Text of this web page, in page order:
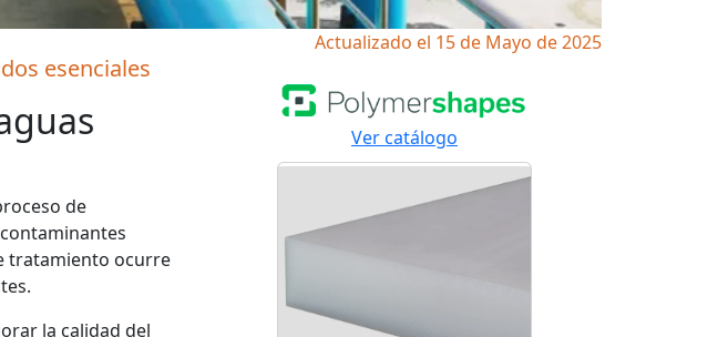
Actualizado el 15 de Mayo de 2025
esenciales
de
tratamiento ocurre
la calidad del
Ver catálogo